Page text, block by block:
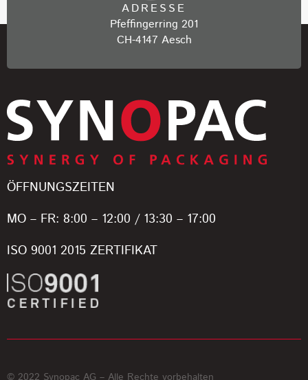
ADRESSE
Pfeffingerring 201
CH-4147 Aesch
ÖFFNUNGSZEITEN
MO – FR: 8:00 – 12:00 / 13:30 – 17:00
ISO 9001 2015 ZERTIFIKAT